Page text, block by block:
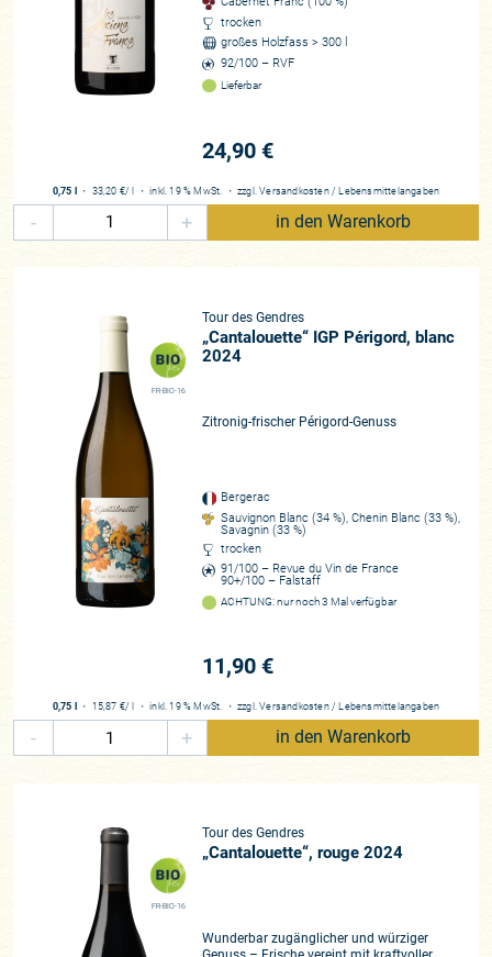
Margaux und Gilles de Conti
Bergerac
30 Hektar
Rebsorten
Rot: Cabernet Franc, Merlot, Malbec Weiß: Sauvignon Blanc, Sémillon,
Chenin, Savagnin
seit 1999
Historie
umfasst als „nur“ die Qualität des Bodens, insbesondere
nämlich auch die mikroklimatischen Bedingungen und an
allererster Stelle den Winzer selbst. Seine Arbeit in Weinberg
und Keller sind die wohl alles entscheidenden Faktoren, was
dieser jahrelangen, schrittweise erfolgten Verbesserungen
zeigt Erfolg, an den heute die nächste Generation anknüpfen
kann. Und das unbestechliche Urteil der Revue du Vin de
France lautet:
trockene Weißweine und Rotweine in steilem Aufstieg!“
trocken
großes Holzfass > 300 l
92/100 – RVF
Lieferbar
24,90 €
0,75 l ・ 33,20 €/ l ・inkl. 19 % MwSt. ・ zzgl.Versandkosten / Lebensmittelangaben
- + in den Warenkorb
FR-BIO-16
Tour des Gendres
„Cantalouette“ IGP Périgord, blanc
2024
Zitronig-frischer Périgord-Genuss
Bergerac
Sauvignon Blanc (34 %), Chenin Blanc (33 %),
Savagnin (33 %)
trocken
91/100 – Revue du Vin de France
90+/100 – Falstaff
ACHTUNG: nur noch 3 Mal verfügbar
11,90 €
0,75 l ・ 15,87 €/ l ・inkl. 19 % MwSt. ・ zzgl.Versandkosten / Lebensmittelangaben
- + in den Warenkorb
FR-BIO-16
Tour des Gendres
„Cantalouette“, rouge 2024
Wunderbar zugänglicher und würziger